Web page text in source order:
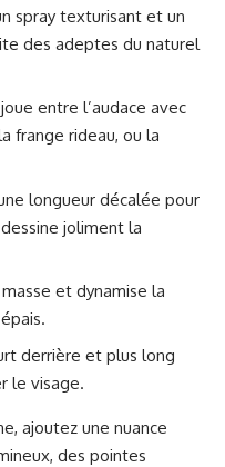
spray texturisant et un
des adeptes du naturel
entre l’audace avec
frange rideau, ou la
longueur décalée pour
joliment la
et dynamise la
derrière et plus long
le visage.
ajoutez une nuance
des pointes